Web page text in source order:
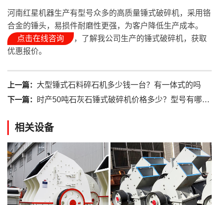
河南红星机器生产有型号众多的高质量锤式破碎机，采用铬
合金的锤头，易损件耐磨性更强，为客户降低生产成本。
点击在线咨询
，了解我公司生产的锤式破碎机，获取
优惠报价。
上一篇： 大型锤式石料碎石机多少钱一台？有一体式的吗
下一篇：
时产50吨石灰石锤式破碎机价格多少？型号有哪些？
相关设备